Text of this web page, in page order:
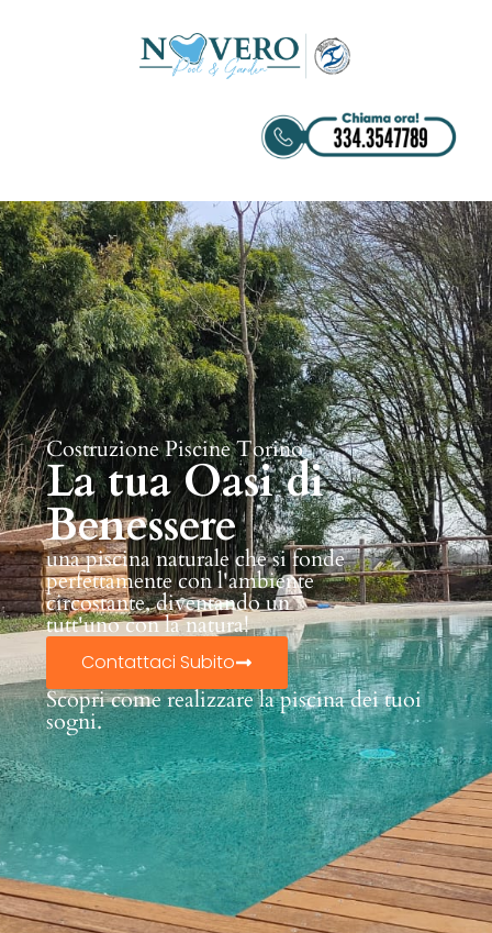
Costruzione Piscine Torino
La tua Oasi di
Benessere
una piscina naturale che si fonde
perfettamente con l'ambiente
circostante, diventando un
tutt'uno con la natura!
Contattaci Subito
Scopri come realizzare la piscina dei tuoi
sogni.